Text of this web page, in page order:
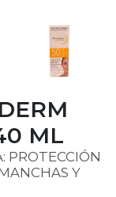
ML
PROTECCIÓN
Y